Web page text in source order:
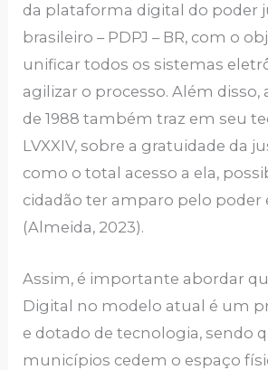
da plataforma digital do poder
brasileiro – PDPJ – BR, com o
unificar todos os sistemas
agilizar o processo. Além disso,
de 1988 também traz em seu
LVXXIV, sobre a gratuidade da
como o total acesso a ela,
cidadão ter amparo pelo poder
(Almeida, 2023).
Assim, é importante abordar
Digital no modelo atual é um
e dotado de tecnologia, sendo
municípios cedem o espaço